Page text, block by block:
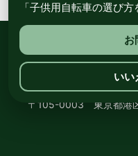
総合自転車専門店
〒105-0003 東京都港
「子供用自転車の選び
お
いい